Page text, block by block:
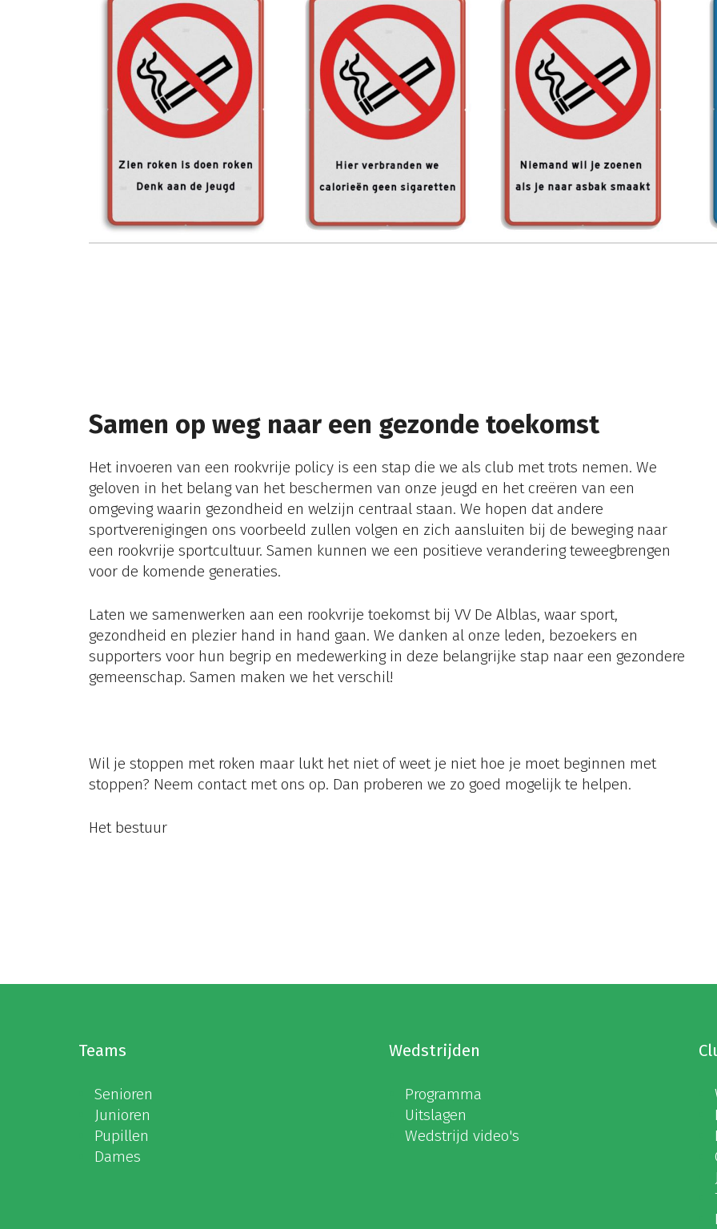
Samen op weg naar een gezonde toekomst
Het invoeren van een rookvrije policy is een stap die we als club met trots nemen. We
geloven in het belang van het beschermen van onze jeugd en het creëren van een
omgeving waarin gezondheid en welzijn centraal staan. We hopen dat andere
sportverenigingen ons voorbeeld zullen volgen en zich aansluiten bij de beweging naar
een rookvrije sportcultuur. Samen kunnen we een positieve verandering teweegbrengen
voor de komende generaties.
Laten we samenwerken aan een rookvrije toekomst bij VV De Alblas, waar sport,
gezondheid en plezier hand in hand gaan. We danken al onze leden, bezoekers en
supporters voor hun begrip en medewerking in deze belangrijke stap naar een gezondere
gemeenschap. Samen maken we het verschil!
Wil je stoppen met roken maar lukt het niet of weet je niet hoe je moet beginnen met
stoppen? Neem contact met ons op. Dan proberen we zo goed mogelijk te helpen.
Het bestuur
Teams
Senioren
Junioren
Pupillen
Dames
Wedstrijden
Programma
Uitslagen
Wedstrijd video's